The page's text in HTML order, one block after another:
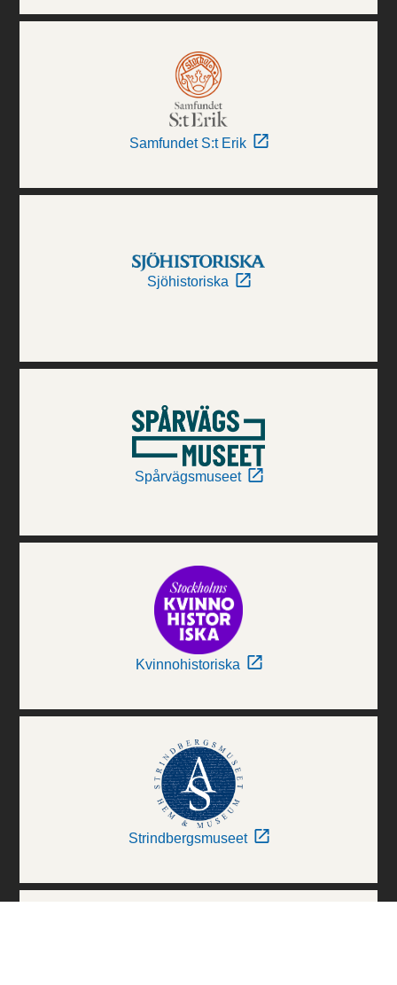
Samfundet S:t Erik
Sjöhistoriska
Spårvägsmuseet
Kvinnohistoriska
Strindbergsmuseet